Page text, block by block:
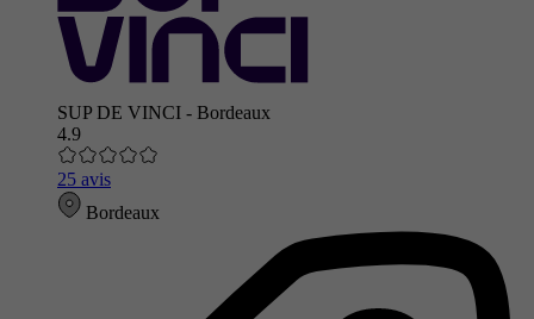
SUP DE VINCI - Bordeaux
4.9
25 avis
Bordeaux